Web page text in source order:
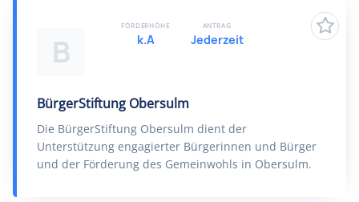
B
BürgerStiftung Obersulm
Die BürgerStiftung Obersulm dient der
Unterstützung engagierter Bürgerinnen und Bürger
und der Förderung des Gemeinwohls in Obersulm.
FÖRDERHÖHE
k.A
ANTRAG
Jederzeit